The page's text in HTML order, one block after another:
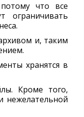
что все
и, таким
хранятся в
Кроме того,
нежелательной